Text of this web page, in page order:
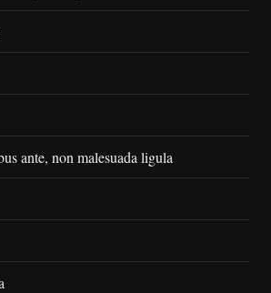
ante, non malesuada ligula